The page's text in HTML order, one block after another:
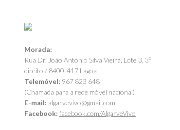
Morada:
Rua Dr. João António Silva Vieira, Lote 3, 3º
direito / 8400-417 Lagoa
Telemóvel: 967 823 648
(Chamada para a rede móvel nacional)
E-mail: algarvevivo@gmail.com
Facebook: facebook.com/AlgarveVivo